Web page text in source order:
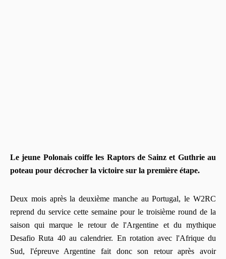
Le jeune Polonais coiffe les Raptors de Sainz et Guthrie au
poteau pour décrocher la victoire sur la première étape.
Deux mois après la deuxième manche au Portugal, le W2RC
reprend du service cette semaine pour le troisième round de la
saison qui marque le retour de l'Argentine et du mythique
Desafio Ruta 40 au calendrier. En rotation avec l'Afrique du
Sud, l'épreuve Argentine fait donc son retour après avoir